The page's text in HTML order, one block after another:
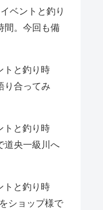
ベントと釣り
間。今回も備
トと釣り時
り合ってみ
トと釣り時
道央一級川へ
トと釣り時
ショップ様で